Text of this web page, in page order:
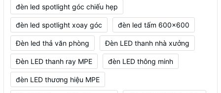
đèn led spotlight góc chiếu hẹp
đèn led spotlight xoay góc đèn led tấm 600x600
Đèn led thả văn phòng Đèn LED thanh nhà xưởng
Đèn LED thanh ray MPE đèn LED thông minh
đèn LED thương hiệu MPE